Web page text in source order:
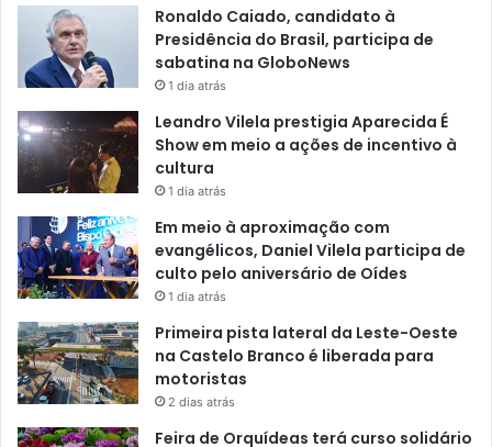
Ronaldo Caiado, candidato à
Presidência do Brasil, participa de
sabatina na GloboNews
1 dia atrás
Leandro Vilela prestigia Aparecida É
Show em meio a ações de incentivo à
cultura
1 dia atrás
Em meio à aproximação com
evangélicos, Daniel Vilela participa de
culto pelo aniversário de Oídes
1 dia atrás
Primeira pista lateral da Leste-Oeste
na Castelo Branco é liberada para
motoristas
2 dias atrás
Feira de Orquídeas terá curso solidário